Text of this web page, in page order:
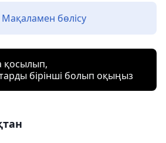
Мақаламен бөлісу
қосылып,
бірінші болып оқыңыз